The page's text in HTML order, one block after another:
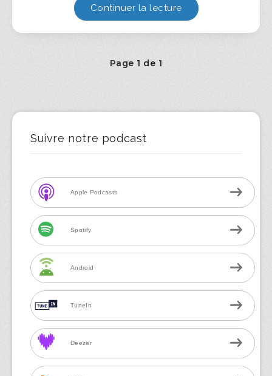
Continuer la lecture
Page 1 de 1
Suivre notre podcast
Apple Podcasts
Spotify
Android
TuneIn
Deezer